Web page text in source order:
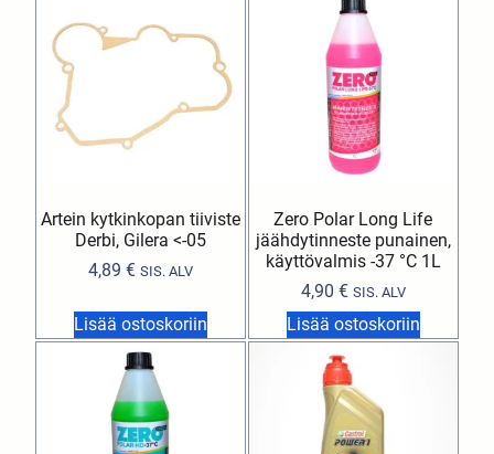
Artein kytkinkopan tiiviste
Derbi, Gilera <-05
4,89€ SIS. ALV
Lisää ostoskoriin
Zero Polar Long Life
jäähdytinneste punainen,
käyttövalmis -37 °C 1L
4,90 € SIS. ALV
Lisää ostoskoriin